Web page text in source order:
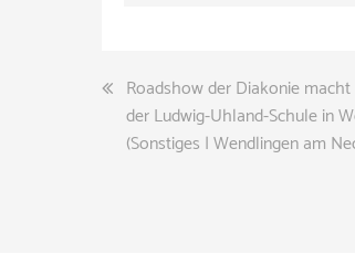
Roadshow der Diakonie
der Ludwig-Uhland-Schule in
(Sonstiges | Wendlingen am